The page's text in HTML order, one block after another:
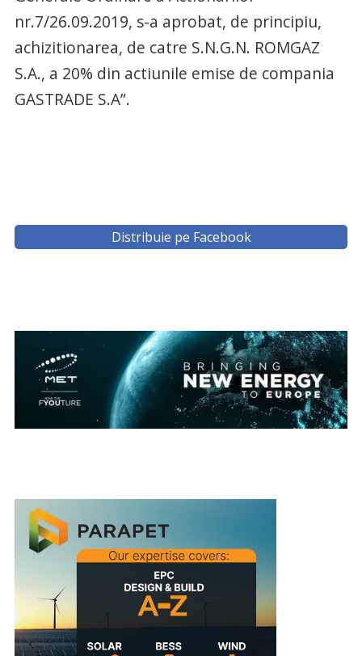
nr.7/26.09.2019, s-a aprobat, de principiu,
achizitionarea, de catre S.N.G.N. ROMGAZ
S.A., a 20% din actiunile emise de compania
GASTRADE S.A”.
Distribuie pe Facebook